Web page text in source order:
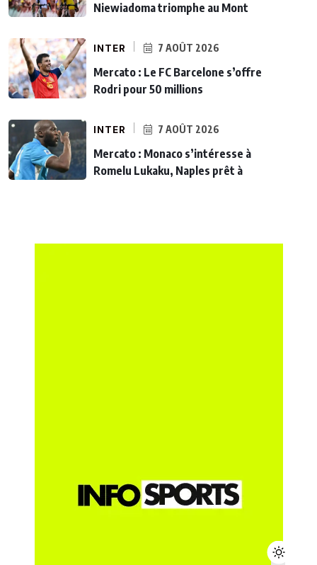
Niewiadoma triomphe au Mont
INTER 7 AOÛT 2026
Mercato : Le FC Barcelone s’offre
Rodri pour 50 millions
INTER 7 AOÛT 2026
Mercato : Monaco s’intéresse à
Romelu Lukaku, Naples prêt à